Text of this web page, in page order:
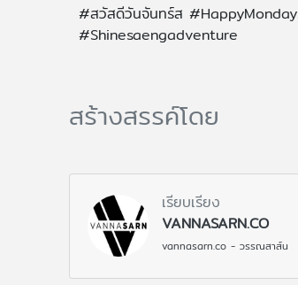
#สวัสดีวันจันทร์ส
#Shinesaengadventure
สร้างสรรค์โดย
เรียบเรียง
VANNASARN.CO
vannasarn.co - วรรณสาส์น